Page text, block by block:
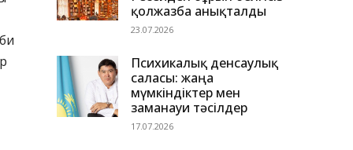
қолжазба анықталды
23.07.2026
Психикалық денсаулық
саласы: жаңа
мүмкіндіктер мен
заманауи тәсілдер
17.07.2026